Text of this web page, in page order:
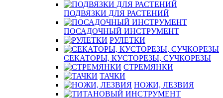
ПОДВЯЗКИ ДЛЯ РАСТЕНИЙ
ПОСАДОЧНЫЙ ИНСТРУМЕНТ
РУЛЕТКИ
СЕКАТОРЫ, КУСТОРЕЗЫ, СУЧКОРЕЗЫ
СТРЕМЯНКИ
ТАЧКИ
НОЖИ, ЛЕЗВИЯ